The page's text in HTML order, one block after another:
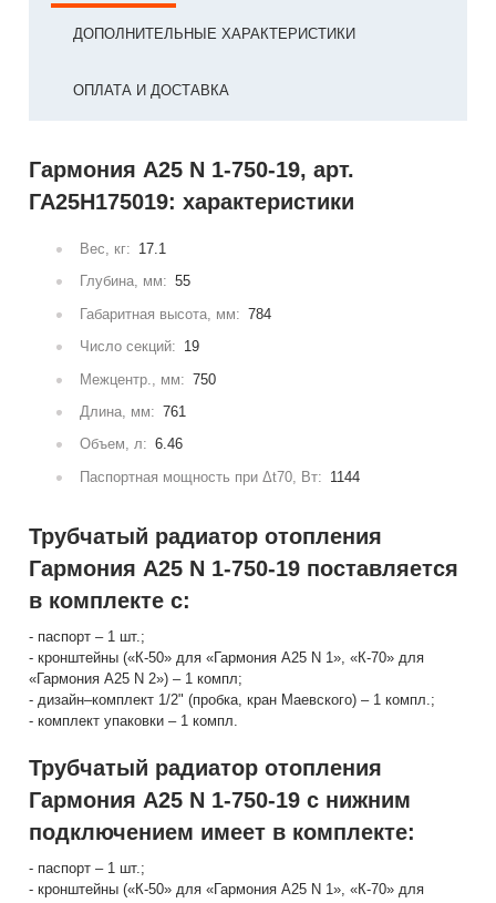
ДОПОЛНИТЕЛЬНЫЕ ХАРАКТЕРИСТИКИ
ОПЛАТА И ДОСТАВКА
Гармония А25 N 1-750-19, арт.
ГА25Н175019: характеристики
Вес, кг: 17.1
Глубина, мм: 55
Габаритная высота, мм: 784
Число секций: 19
Межцентр., мм: 750
Длина, мм: 761
Объем, л: 6.46
Паспортная мощность при Δt70, Вт: 1144
Трубчатый радиатор отопления
Гармония А25 N 1-750-19 поставляется
в комплекте с:
- паспорт – 1 шт.;
- кронштейны («К-50» для «Гармония А25 N 1», «К-70» для
«Гармония А25 N 2») – 1 компл;
- дизайн–комплект 1/2" (пробка, кран Маевского) – 1 компл.;
- комплект упаковки – 1 компл.
Трубчатый радиатор отопления
Гармония А25 N 1-750-19 с нижним
подключением имеет в комплекте:
- паспорт – 1 шт.;
- кронштейны («К-50» для «Гармония А25 N 1», «К-70» для